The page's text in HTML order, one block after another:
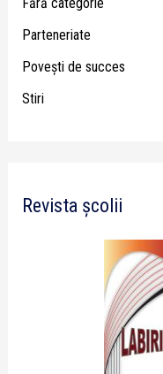
Parteneriate
Poveşti de succes
Stiri
Revista școlii